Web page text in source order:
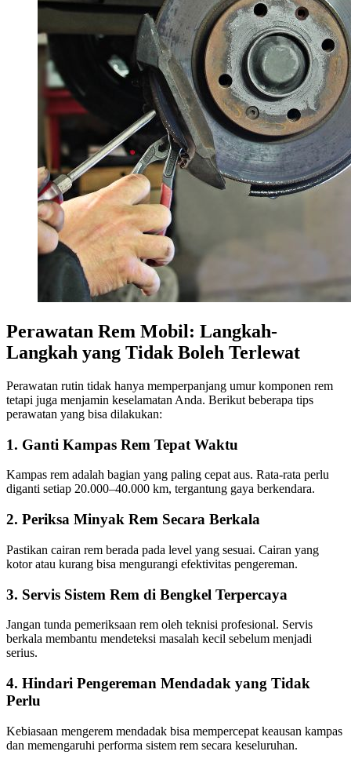
Perawatan Rem Mobil: Langkah-
Langkah yang Tidak Boleh Terlewat
Perawatan rutin tidak hanya memperpanjang umur komponen rem
tetapi juga menjamin keselamatan Anda. Berikut beberapa tips
perawatan yang bisa dilakukan:
1. Ganti Kampas Rem Tepat Waktu
Kampas rem adalah bagian yang paling cepat aus. Rata-rata perlu
diganti setiap 20.000–40.000 km, tergantung gaya berkendara.
2. Periksa Minyak Rem Secara Berkala
Pastikan cairan rem berada pada level yang sesuai. Cairan yang
kotor atau kurang bisa mengurangi efektivitas pengereman.
3. Servis Sistem Rem di Bengkel Terpercaya
Jangan tunda pemeriksaan rem oleh teknisi profesional. Servis
berkala membantu mendeteksi masalah kecil sebelum menjadi
serius.
4. Hindari Pengereman Mendadak yang Tidak
Perlu
Kebiasaan mengerem mendadak bisa mempercepat keausan kampas
dan memengaruhi performa sistem rem secara keseluruhan.